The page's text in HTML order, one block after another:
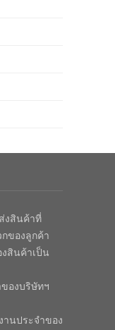
งสินค้าที่
ของลูกค้า
สินค้าเป็น
องบริษัทฯ
นประจำของ